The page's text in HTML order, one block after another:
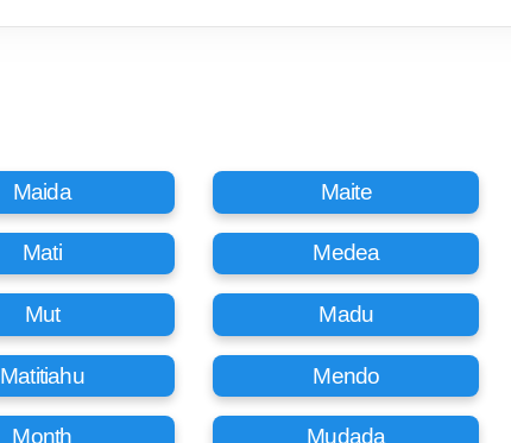
Maida Maite
Mati Medea
Mut Madu
Matitiahu Mendo
Month Mudada